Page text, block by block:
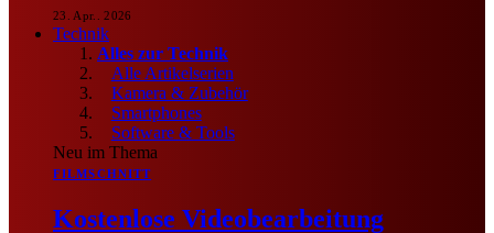
23. Apr.. 2026
Technik
Alles zur Technik
Alle Artikelserien
Kamera & Zubehör
Smartphones
Software & Tools
Neu im Thema
FILMSCHNITT
Kostenlose Videobearbeitung